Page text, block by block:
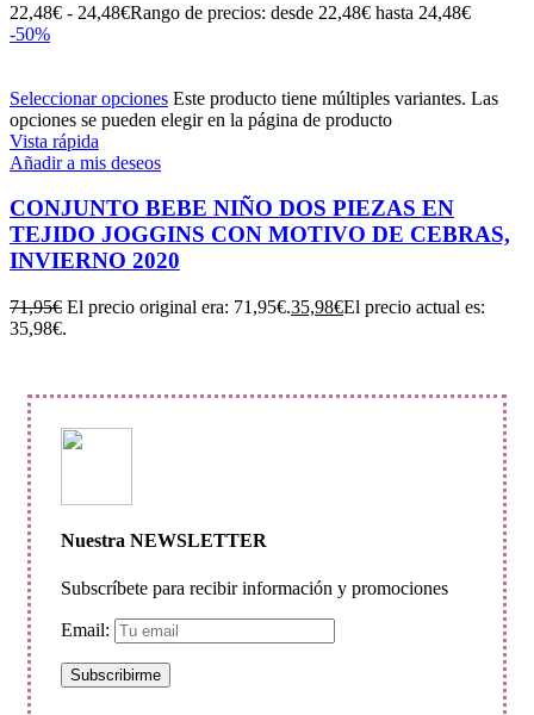
22,48€ - 24,48€Rango de precios: desde 22,48€ hasta 24,48€
-50%
Seleccionar opciones Este producto tiene múltiples variantes. Las
opciones se pueden elegir en la página de producto
Vista rápida
Añadir a mis deseos
CONJUNTO BEBE NIÑO DOS PIEZAS EN
TEJIDO JOGGINS CON MOTIVO DE CEBRAS,
INVIERNO 2020
71,95€ El precio original era: 71,95€.35,98€El precio actual es:
35,98€.
Nuestra NEWSLETTER
Subscríbete para recibir información y promociones
Email: